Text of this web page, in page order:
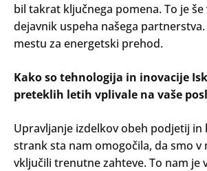
bil takrat ključnega pomena. To je
dejavnik uspeha našega partnerstva.
mestu za energetski prehod.
Kako so tehnologija in inovacije
preteklih letih vplivale na vaše
Upravljanje izdelkov obeh podjetij in
strank sta nam omogočila, da smo v
vključili trenutne zahteve. To nam je